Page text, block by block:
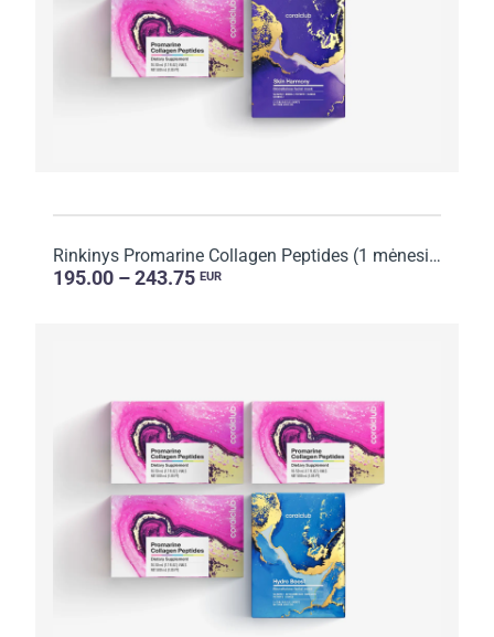
Rinkinys Promarine Collagen Peptides (1 mėnesio kursas) + Skin Harmony Biocellulose Facial Mask (5 ...
195.00 – 243.75 EUR